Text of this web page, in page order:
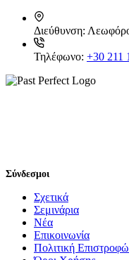
Διεύθυνση:
Τηλέφωνο: +30 211
Σύνδεσμοι
Σχετικά
Σεμινάρια
Νέα
Επικοινωνία
Πολιτική